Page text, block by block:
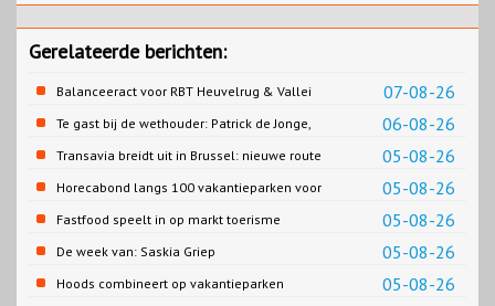
Gerelateerde berichten:
07-08-26
Balanceeract voor RBT Heuvelrug & Vallei
06-08-26
Te gast bij de wethouder: Patrick de Jonge,
Gemeente Emmen
05-08-26
Transavia breidt uit in Brussel: nieuwe route
naar Porto
05-08-26
Horecabond langs 100 vakantieparken voor
Cao-recreatie
05-08-26
Fastfood speelt in op markt toerisme
05-08-26
De week van: Saskia Griep
05-08-26
Hoods combineert op vakantieparken